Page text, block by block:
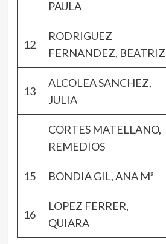
PAULA
12
RODRIGUEZ
FERNANDEZ, BEATRIZ
13
ALCOLEA SANCHEZ,
JULIA
CORTES MATELLANO,
REMEDIOS
15 BONDIA GIL, ANA Mª
16
LOPEZ FERRER,
QUIARA